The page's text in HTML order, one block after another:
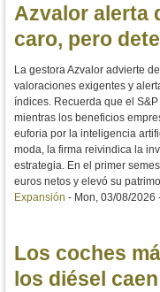
Azvalor alerta
caro, pero
La gestora Azvalor advierte
valoraciones exigentes y
índices. Recuerda que el
mientras los beneficios
euforia por la inteligencia
moda, la firma reivindica la
estrategia. En el primer
euros netos y elevó su
Expansión - Mon, 03/08/2026
Los coches
los diésel